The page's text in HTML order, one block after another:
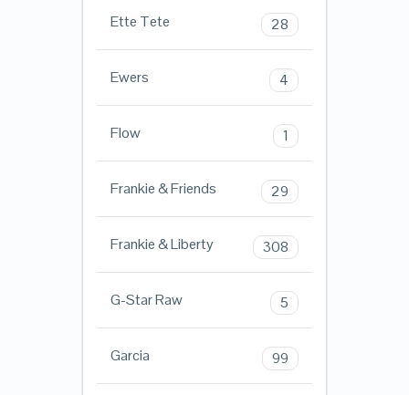
Ette Tete 28
Ewers 4
Flow 1
Frankie & Friends 29
Frankie & Liberty 308
G-Star Raw 5
Garcia 99